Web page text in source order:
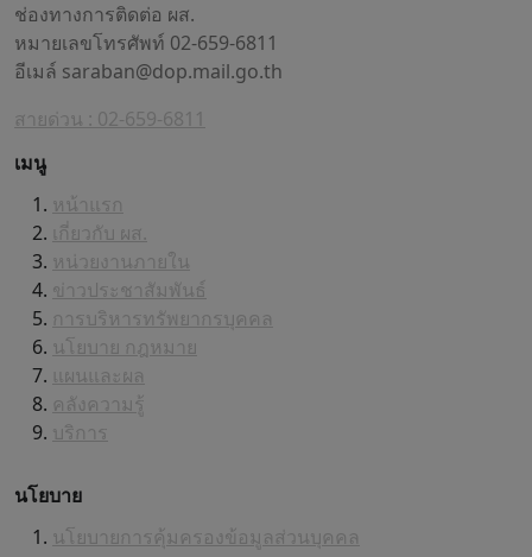
ช่องทางการติดต่อ ผส.
หมายเลขโทรศัพท์ 02-659-6811
อีเมล์ saraban@dop.mail.go.th
สายด่วน : 02-659-6811
เมนู
หน้าแรก
เกี่ยวกับ ผส.
หน่วยงานภายใน
ข่าวประชาสัมพันธ์
การบริหารทรัพยากรบุคคล
นโยบาย กฎหมาย
แผนและผล
คลังความรู้
บริการ
นโยบาย
นโยบายการคุ้มครองข้อมูลส่วนบุคคล